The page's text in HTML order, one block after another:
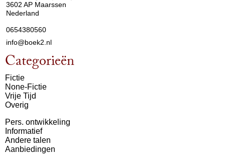
3602 AP Maarssen
Nederland
0654380560
info@boek2.nl
Categorieën
Fictie
None-Fictie
Vrije Tijd
Overig
Pers. ontwikkeling
Informatief
Andere talen
Aanbiedingen